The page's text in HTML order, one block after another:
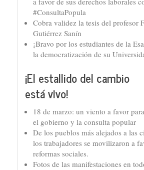
#ConsultaPopula
Cobra validez la tesis del profesor
Gutiérrez Sanín
¡Bravo por los estudiantes de la
la democratización de su
¡El estallido del cambio
está vivo!
18 de marzo: un viento a favor para
el gobierno y la consulta popular
De los pueblos más alejados a las
los trabajadores se movilizaron a
reformas sociales.
Fotos de las manifestaciones en